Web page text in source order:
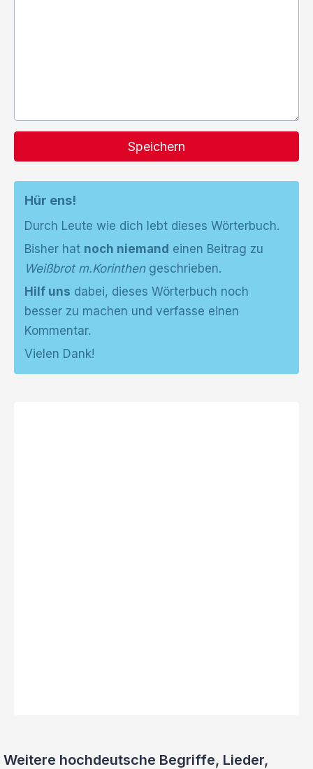
Speichern
Hür ens!
Durch Leute wie dich lebt dieses Wörterbuch.
Bisher hat noch niemand einen Beitrag zu
Weißbrot m.Korinthengeschrieben.
Hilf uns dabei, dieses Wörterbuch noch
besser zu machen und verfasse einen
Kommentar.
Vielen Dank!
Weitere hochdeutsche Begriffe, Lieder,